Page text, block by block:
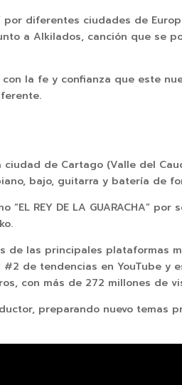
por diferentes ciudades de
a Alkilados, canción que se
la fe y confianza que este
ciudad de Cartago (Valle del
bajo, guitarra y batería de
“EL REY DE LA GUARACHA”
de las principales plataformas
de tendencias en YouTube y
con más de 272 millones de
preparando nuevo